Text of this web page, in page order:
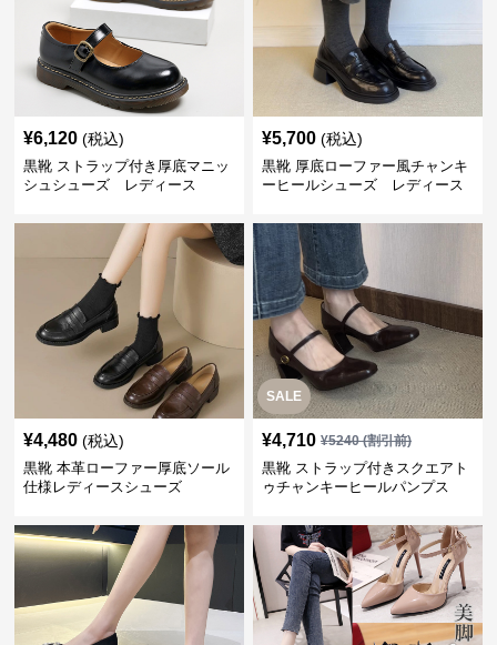
¥6,120 (税込)
黒靴 ストラップ付き厚底マニッ
シュシューズ レディース
¥5,700 (税込)
黒靴 厚底ローファー風チャンキ
ーヒールシューズ レディース
¥4,480 (税込)
黒靴 本革ローファー厚底ソール
仕様レディースシューズ
SALE
¥4,710 ¥5240(割引前)
黒靴 ストラップ付きスクエアト
ゥチャンキーヒールパンプス